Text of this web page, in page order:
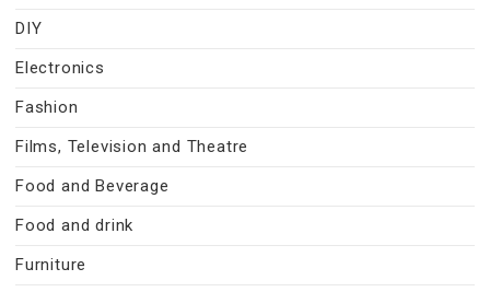
DIY
Electronics
Fashion
Films, Television and Theatre
Food and Beverage
Food and drink
Furniture